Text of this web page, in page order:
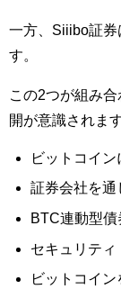
一方、Siiibo証券
す。
この2つが組み
開が意識されます
ビットコイ
証券会社を通
BTC連動型
セキュリティ
ビットコイ